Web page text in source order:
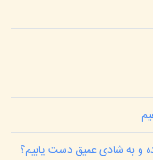
و به شادی عمیق دست یابیم؟